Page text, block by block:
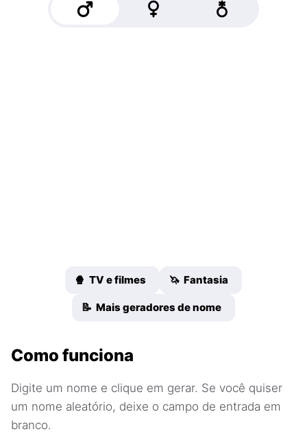
🍿 TV e filmes 🦄 Fantasia
📝 Mais geradores de nome
Como funciona
Digite um nome e clique em gerar. Se você quiser
um nome aleatório, deixe o campo de entrada em
branco.